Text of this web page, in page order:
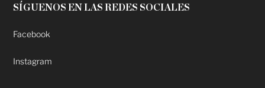
SÍGUENOS EN LAS REDES SOCIALES
Facebook
Instagram